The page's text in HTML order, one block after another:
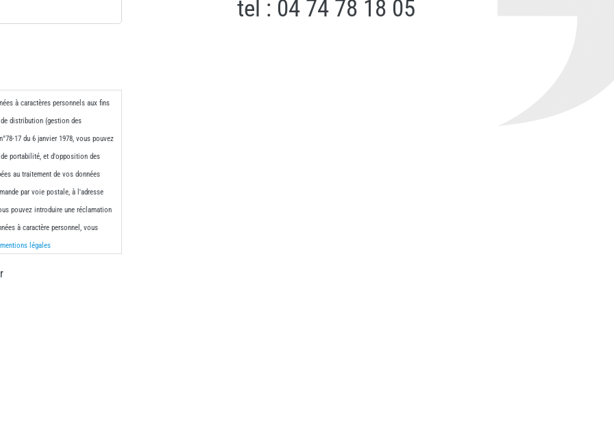
à caractères personnels aux fins
distribution (gestion des
17 du 6 janvier 1978, vous pouvez
portabilité, et d'opposition des
au traitement de vos données
par voie postale, à l'adresse
pouvez introduire une réclamation
à caractère personnel, vous
mentions légales
tel : 04 74 78 18 05